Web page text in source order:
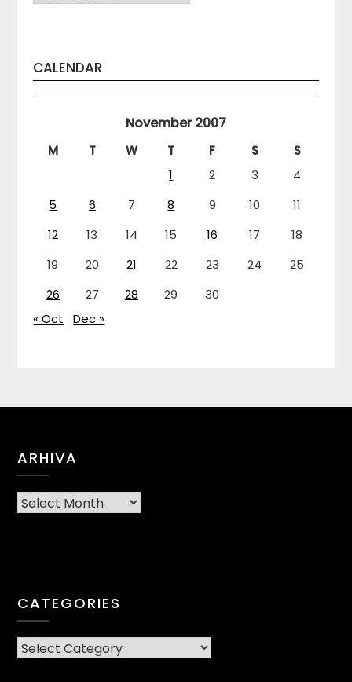
CALENDAR
November 2007
M T W T F S
S
1
2 3
4
5
6 7 8 9 10
11
12
13 14 15 16 17
18
19
20 21 22 23 24
25
26
27 28 29
30
« Oct
Dec »
ARHIVA
Arhiva
CATEGORIES
CATEGORIES